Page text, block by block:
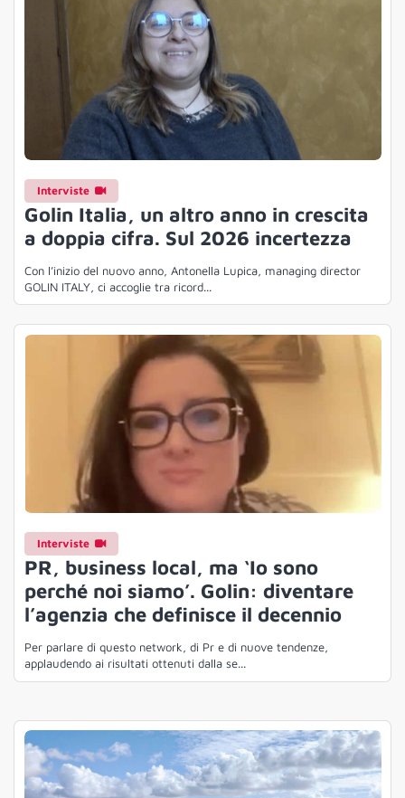
Interviste
Golin Italia, un altro anno in crescita
a doppia cifra. Sul 2026 incertezza
Con l’inizio del nuovo anno, Antonella Lupica, managing director
GOLIN ITALY, ci accoglie tra ricord...
Interviste
PR, business local, ma ‘Io sono
perché noi siamo’. Golin: diventare
l’agenzia che definisce il decennio
Per parlare di questo network, di Pr e di nuove tendenze,
applaudendo ai risultati ottenuti dalla se...